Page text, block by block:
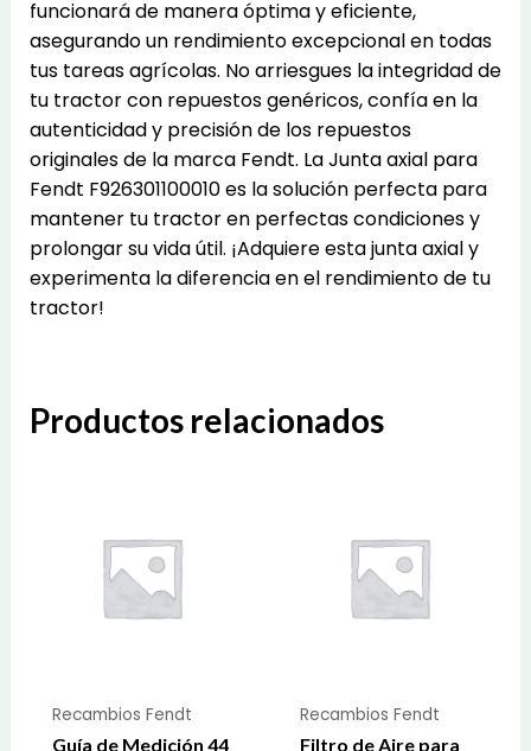
funcionará de manera óptima y eficiente,
asegurando un rendimiento excepcional en todas
tus tareas agrícolas. No arriesgues la integridad de
tu tractor con repuestos genéricos, confía en la
autenticidad y precisión de los repuestos
originales de la marca Fendt. La Junta axial para
Fendt F926301100010 es la solución perfecta para
mantener tu tractor en perfectas condiciones y
prolongar su vida útil. ¡Adquiere esta junta axial y
experimenta la diferencia en el rendimiento de tu
tractor!
Productos relacionados
Recambios Fendt
Guía de Medición 44
Recambios Fendt
Filtro de Aire para